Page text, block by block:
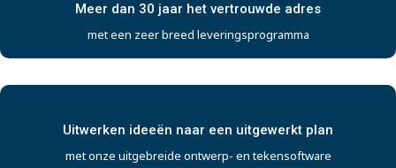
Meer dan 30 jaar het vertrouwde adres
met een zeer breed leveringsprogramma
Uitwerken ideeën naar een uitgewerkt plan
met onze uitgebreide ontwerp- en tekensoftware